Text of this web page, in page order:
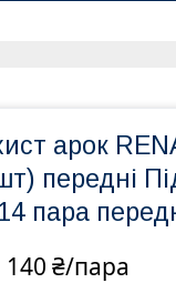
арок
передні
пара
140 ₴/пара